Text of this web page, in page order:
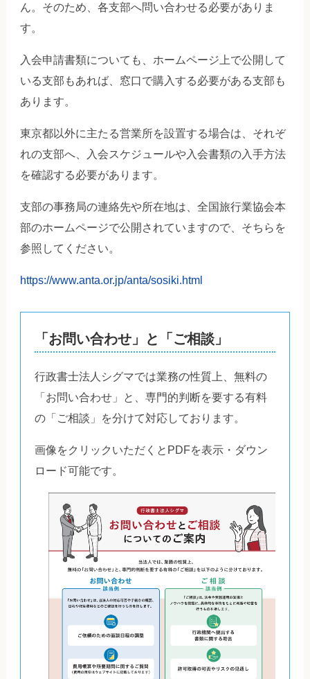
ん。そのため、各支部へ問い合わせる必要がありま
す。
入会申請書類についても、ホームページ上で公開して
いる支部もあれば、窓口で購入する必要がある支部も
あります。
東京都以外に主たる営業所を設置する場合は、それぞ
れの支部へ、入会スケジュールや入会書類の入手方法
を確認する必要があります。
支部の事務局の連絡先や所在地は、全国旅行業協会本
部のホームページで公開されていますので、そちらを
参照してください。
https://www.anta.or.jp/anta/sosiki.html
「お問い合わせ」と「ご相談」
行政書士法人シグマでは業務の性質上、無料の
「お問い合わせ」と、専門的判断を要する有料
の「ご相談」を分けて対応しております。
画像をクリックいただくとPDFを表示・ダウン
ロード可能です。